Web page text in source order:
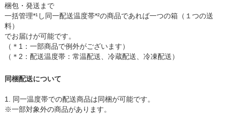
梱包・発送まで
一括管理*¹し同一配送温度帯*²の商品であれば一つの箱（１つの送
料）
でお届けが可能です。
（＊1：一部商品で例外がございます）
（＊2：配送温度帯：常温配送、冷蔵配送、冷凍配送）
同梱配送について
1. 同一温度帯での配送商品は同梱が可能です。
※一部対象外の商品があります。